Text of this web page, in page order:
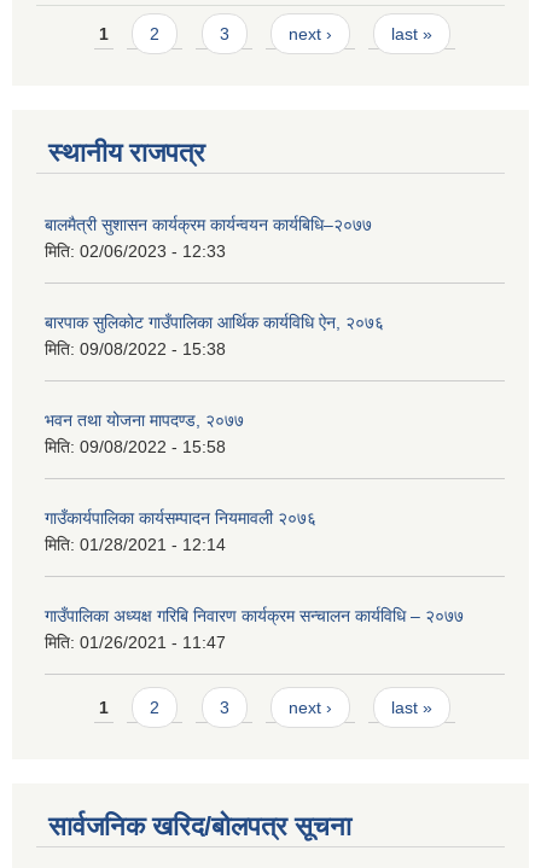
Pages
1 2 3 next › last »
स्थानीय राजपत्र
बालमैत्री सुशासन कार्यक्रम कार्यन्वयन कार्यबिधि–२०७७
मिति: 02/06/2023 - 12:33
बारपाक सुलिकोट गाउँपालिका आर्थिक कार्यविधि ऐन, २०७६
मिति: 09/08/2022 - 15:38
भवन तथा योजना मापदण्ड, २०७७
मिति: 09/08/2022 - 15:58
गाउँकार्यपालिका कार्यसम्पादन नियमावली २०७६
मिति: 01/28/2021 - 12:14
गाउँपालिका अध्यक्ष गरिबि निवारण कार्यक्रम सन्चालन कार्यविधि – २०७७
मिति: 01/26/2021 - 11:47
Pages
1 2 3 next › last »
सार्वजनिक खरिद/बोलपत्र सूचना